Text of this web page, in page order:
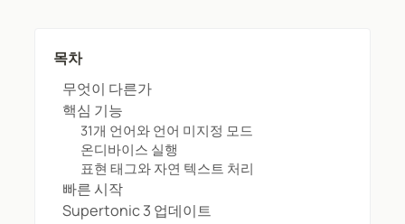
목차
무엇이 다른가
핵심 기능
31개 언어와 언어 미지정 모드
온디바이스 실행
표현 태그와 자연 텍스트 처리
빠른 시작
Supertonic 3 업데이트